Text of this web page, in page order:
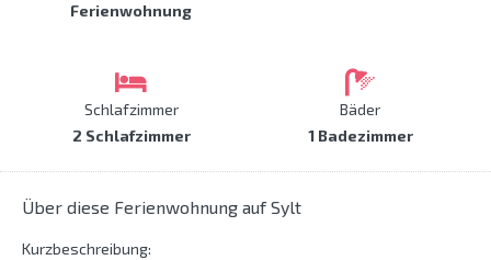
Ferienwohnung
Schlafzimmer
2 Schlafzimmer
Bäder
1 Badezimmer
Über diese Ferienwohnung auf Sylt
Kurzbeschreibung: